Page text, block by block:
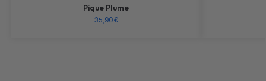
Pique Plume
35,90€